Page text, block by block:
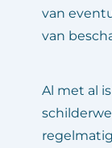
van
van
Al met al